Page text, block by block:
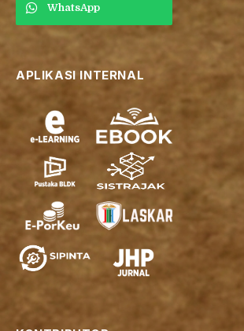
WhatsApp
APLIKASI INTERNAL